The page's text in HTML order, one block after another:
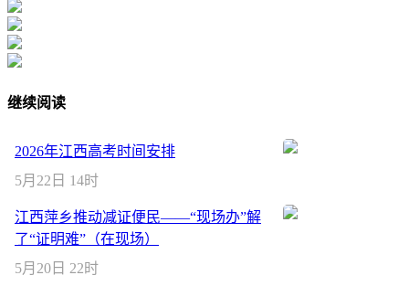
继续阅读
2026年江西高考时间安排
5月22日 14时
江西萍乡推动减证便民——“现场办”解
了“证明难”（在现场）
5月20日 22时